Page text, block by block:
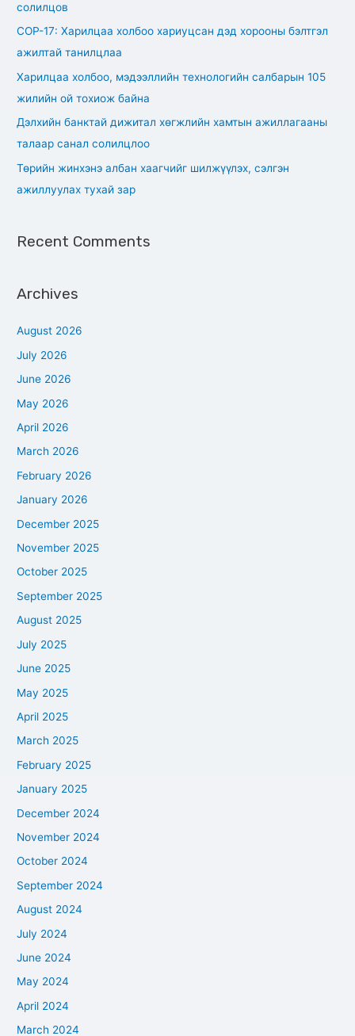
:
солилцов
СОР-17: Харилцаа холбоо хариуцсан дэд хорооны бэлтгэл
ажилтай танилцлаа
Харилцаа холбоо, мэдээллийн технологийн салбарын 105
жилийн ой тохиож байна
Дэлхийн банктай дижитал хөгжлийн хамтын ажиллагааны
талаар санал солилцлоо
Төрийн жинхэнэ албан хаагчийг шилжүүлэх, сэлгэн
ажиллуулах тухай зар
Recent Comments
Archives
August 2026
July 2026
June 2026
May 2026
April 2026
March 2026
February 2026
January 2026
December 2025
November 2025
October 2025
September 2025
August 2025
July 2025
June 2025
May 2025
April 2025
March 2025
February 2025
January 2025
December 2024
November 2024
October 2024
September 2024
August 2024
July 2024
June 2024
May 2024
April 2024
March 2024